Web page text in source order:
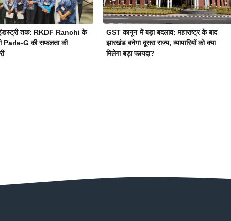
तक: RKDF Ranchi के
Parle-G की सफलता की
GST कानून में बड़ा बदलाव: महाराष्ट्र के बाद
झारखंड बनेगा दूसरा राज्य, व्यापारियों को क्या
मिलेगा बड़ा फायदा?